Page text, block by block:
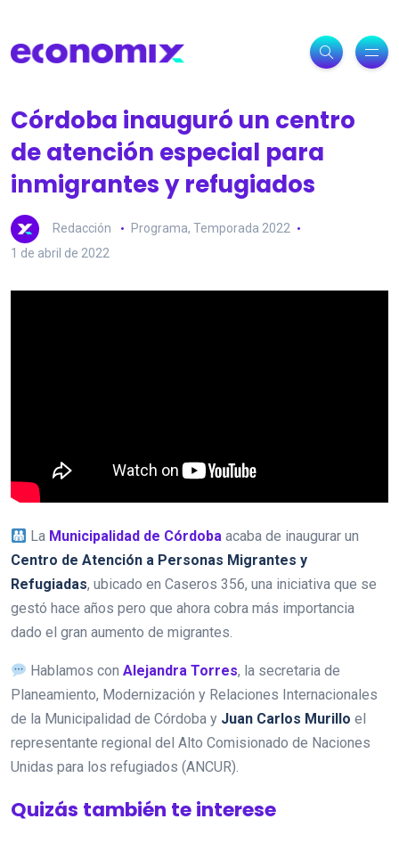
Córdoba inauguró un centro
de atención especial para
inmigrantes y refugiados
Redacción Programa, Temporada 2022
1 de abril de 2022
La Municipalidad de Córdoba acaba de inaugurar un
Centro de Atención a Personas Migrantes y
Refugiadas, ubicado en Caseros 356, una iniciativa que se
gestó hace años pero que ahora cobra más importancia
dado el gran aumento de migrantes.
Hablamos conAlejandra Torres, la secretaria de
Planeamiento, Modernización y Relaciones Internacionales
de la Municipalidad de Córdoba y Juan Carlos Murillo el
representante regional del Alto Comisionado de Naciones
Unidas para los refugiados (ANCUR).
Quizás también te interese